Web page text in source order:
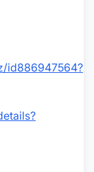
id886947564?